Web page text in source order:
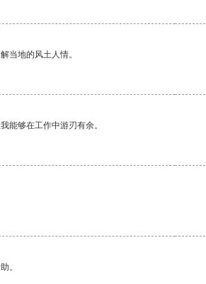
当地的风土人情。
能够在工作中游刃有余。
。